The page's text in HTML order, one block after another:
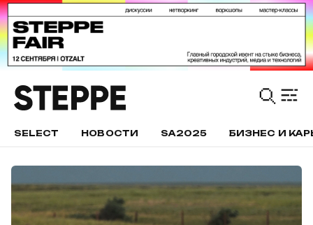
SELECT НОВОСТИ SA2025 БИЗНЕС И